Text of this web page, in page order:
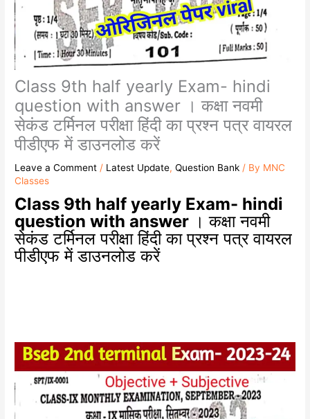
Class 9th half yearly Exam- hindi
question with answer । कक्षा नवमी
सेकंड टर्मिनल परीक्षा हिंदी का प्रश्न पत्र वायरल
पीडीएफ में डाउनलोड करें
Leave a Comment / Latest Update,Question Bank / By MNC
Classes
Class 9th half yearly Exam- hindi
question with answer । कक्षा नवमी
सेकंड टर्मिनल परीक्षा हिंदी का प्रश्न पत्र वायरल
पीडीएफ में डाउनलोड करें